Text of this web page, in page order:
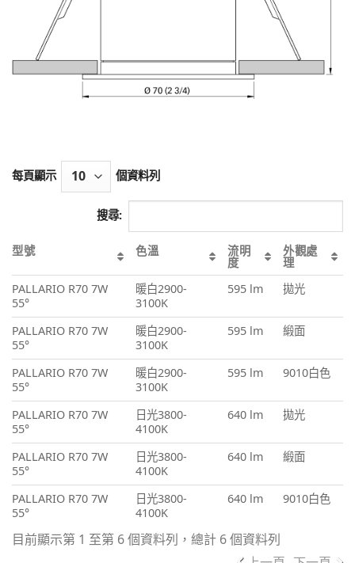
每頁顯示 個資料列
搜尋:
型號 色溫 流明
度
外觀處
理
PALLARIO R70 7W
55°
暖白2900-
3100K
595 lm 拋光
PALLARIO R70 7W
55°
暖白2900-
3100K
595 lm 緞面
PALLARIO R70 7W
55°
暖白2900-
3100K
595 lm 9010白色
PALLARIO R70 7W
55°
日光3800-
4100K
640 lm 拋光
PALLARIO R70 7W
55°
日光3800-
4100K
640 lm 緞面
PALLARIO R70 7W
55°
日光3800-
4100K
640 lm 9010白色
目前顯示第 1 至第 6 個資料列，總計 6 個資料列